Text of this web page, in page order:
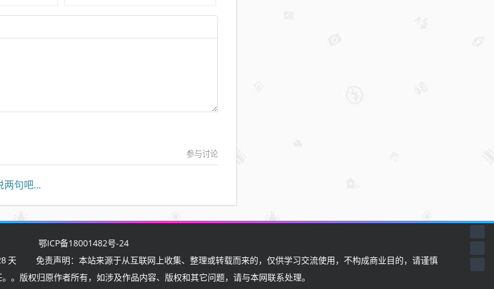
参与讨论
两句吧...
鄂ICP备18001482号-24
天
免责声明：本站来源于从互联网上收集、整理或转载而来的，仅供学习交流使用，不构成商业目的，请谨慎
。版权归原作者所有，如涉及作品内容、版权和其它问题，请与本网联系处理。